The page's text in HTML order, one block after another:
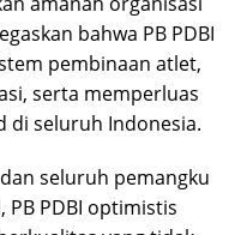
bahwa PB PDBI
pembinaan atlet,
serta memperluas
di seluruh Indonesia.
seluruh pemangku
PDBI optimistis